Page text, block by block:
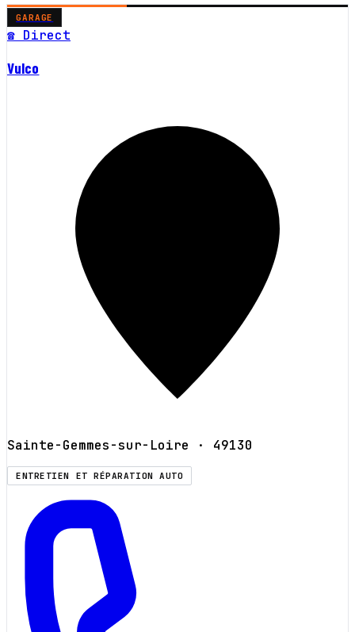
GARAGE
☎ Direct
Vulco
Sainte-Gemmes-sur-Loire · 49130
ENTRETIEN ET RÉPARATION AUTO